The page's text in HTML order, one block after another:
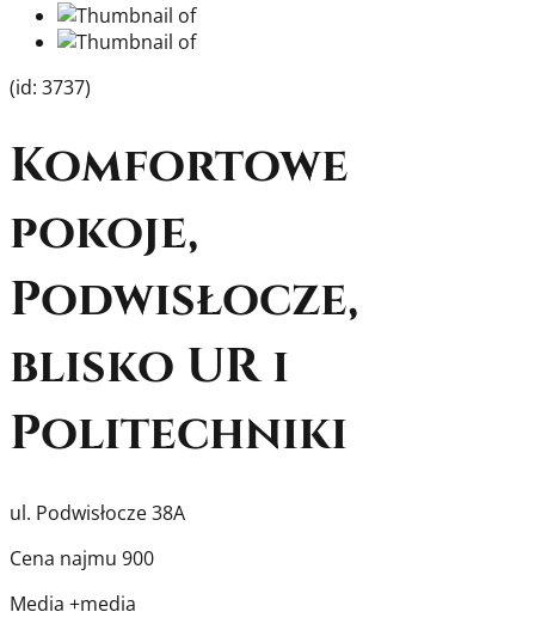
(id: 3737)
Komfortowe
pokoje,
Podwisłocze,
blisko UR i
Politechniki
ul. Podwisłocze 38A
Cena najmu 900
Media +media